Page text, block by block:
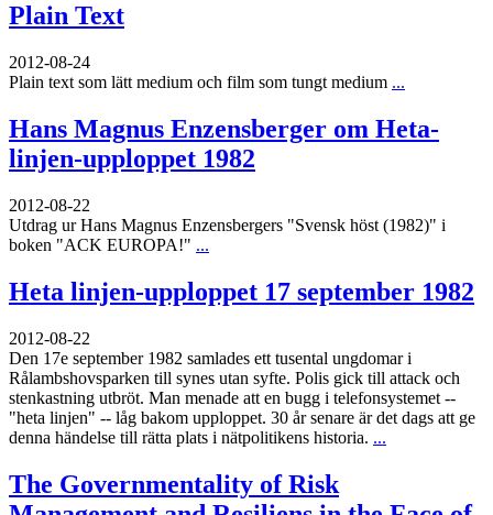
Plain Text
2012-08-24
Plain text som lätt medium och film som tungt medium ...
Hans Magnus Enzensberger om Heta-
linjen-upploppet 1982
2012-08-22
Utdrag ur Hans Magnus Enzensbergers "Svensk höst (1982)" i
boken "ACK EUROPA!" ...
Heta linjen-upploppet 17 september 1982
2012-08-22
Den 17e september 1982 samlades ett tusental ungdomar i
Rålambshovsparken till synes utan syfte. Polis gick till attack och
stenkastning utbröt. Man menade att en bugg i telefonsystemet --
"heta linjen" -- låg bakom upploppet. 30 år senare är det dags att ge
denna händelse till rätta plats i nätpolitikens historia. ...
The Governmentality of Risk